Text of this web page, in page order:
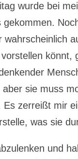
wurde bei
gekommen.
wahrscheinlich
sie muss
Es zerreißt mir
was sie
und